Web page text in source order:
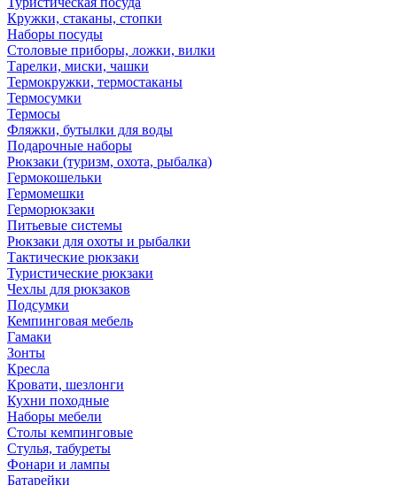
Кружки, стаканы, стопки
Наборы посуды
Столовые приборы, ложки, вилки
Тарелки, миски, чашки
Термокружки, термостаканы
Термосумки
Термосы
Фляжки, бутылки для воды
Подарочные наборы
Рюкзаки (туризм, охота, рыбалка)
Гермокошельки
Гермомешки
Герморюкзаки
Питьевые системы
Рюкзаки для охоты и рыбалки
Тактические рюкзаки
Туристические рюкзаки
Чехлы для рюкзаков
Подсумки
Кемпинговая мебель
Гамаки
Зонты
Кресла
Кровати, шезлонги
Кухни походные
Наборы мебели
Столы кемпинговые
Стулья, табуреты
Фонари и лампы
Батарейки